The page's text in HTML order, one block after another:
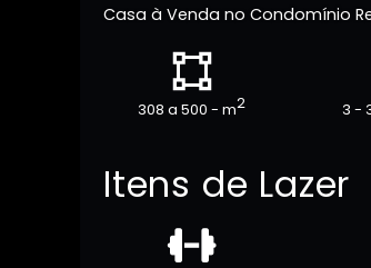
Casa à Venda no Condomínio
308 a 500 - m2 3 -
Itens de Lazer